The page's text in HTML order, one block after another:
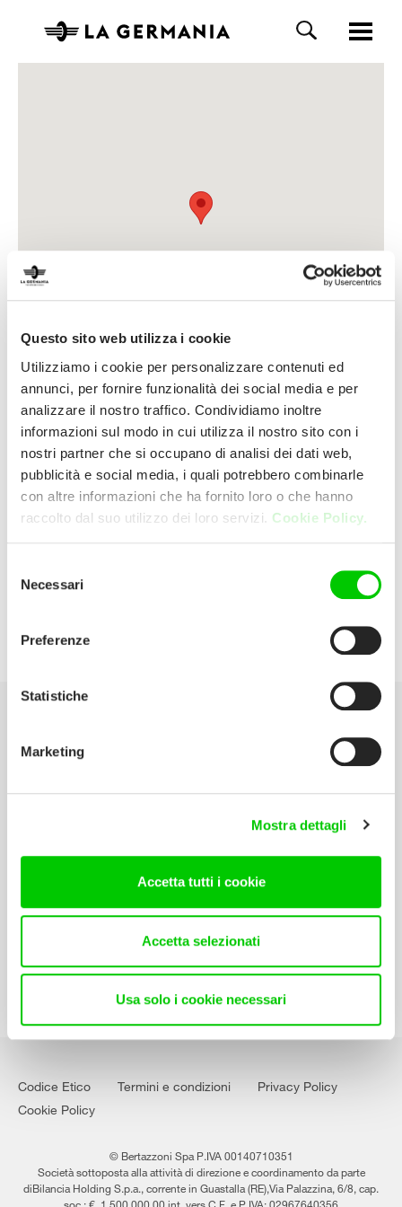
Questo sito web utilizza i cookie
Utilizziamo i cookie per personalizzare contenuti ed
annunci, per fornire funzionalità dei social media e per
analizzare il nostro traffico. Condividiamo inoltre
informazioni sul modo in cui utilizza il nostro sito con i
nostri partner che si occupano di analisi dei dati web,
pubblicità e social media, i quali potrebbero combinarle
con altre informazioni che ha fornito loro o che hanno
raccolto dal suo utilizzo dei loro servizi. Cookie Policy.
delNecessari
Preferenze
Statistiche
Marketing
Mostra dettagli
Accetta tutti i cookie
Accetta selezionati
Usa solo i cookie necessari
Trony
Via Dante Alighieri 231 60040 Fabriano
E:trony.fabriano@dml-italia.com
P:0732 4025
Scarica il catalogo
Contatti
Codice Etico Termini e condizioni
Privacy Policy
Cookie Policy
© Bertazzoni Spa P.IVA 00140710351
Società sottoposta alla attività di direzione e coordinamento da parte
diBilancia Holding S.p.a., corrente in Guastalla (RE),Via Palazzina, 6/8, cap.
soc.: €. 1.500.000,00 int. vers.C.F. e P.IVA: 02967640356